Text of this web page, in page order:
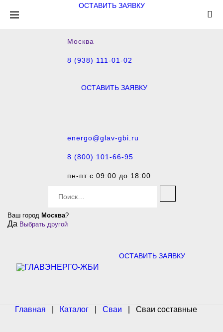
ОСТАВИТЬ ЗАЯВКУ
Москва
8 (938) 111-01-02
8 (800) 101-66-95
energo@glav-gbi.ru
пн-пт с 09:00 до 18:00
ОСТАВИТЬ ЗАЯВКУ
r
c
:
Ваш город Москва?
Да Выбрать другой
ОСТАВИТЬ ЗАЯВКУ
Главная Каталог Сваи Сваи составные